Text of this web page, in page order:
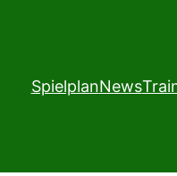
SpielplanNews